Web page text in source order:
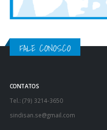
FALE CONOSCO